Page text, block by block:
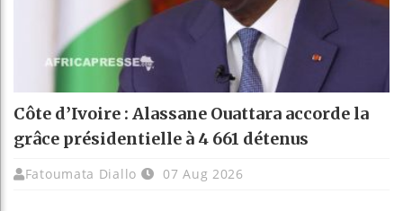
Côte d’Ivoire : Alassane Ouattara accorde la
grâce présidentielle à 4 661 détenus
Fatoumata Diallo 07 Aug 2026